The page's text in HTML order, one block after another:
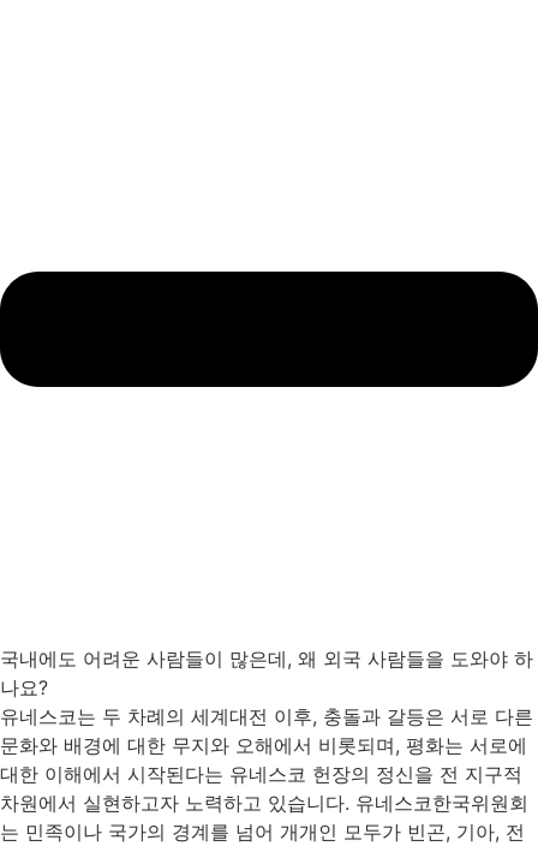
국내에도 어려운 사람들이 많은데, 왜 외국 사람들을 도와야 하
나요?
유네스코는 두 차례의 세계대전 이후, 충돌과 갈등은 서로 다른
문화와 배경에 대한 무지와 오해에서 비롯되며, 평화는 서로에
대한 이해에서 시작된다는 유네스코 헌장의 정신을 전 지구적
차원에서 실현하고자 노력하고 있습니다. 유네스코한국위원회
는 민족이나 국가의 경계를 넘어 개개인 모두가 빈곤, 기아, 전